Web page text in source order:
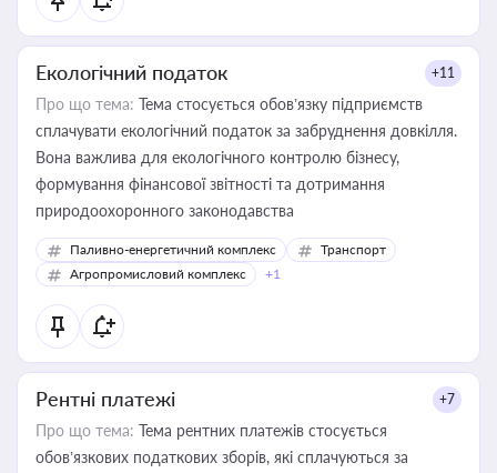
Екологічний податок +11
Про що тема: Тема стосується обов’язку підприємств
сплачувати екологічний податок за забруднення довкілля.
Вона важлива для екологічного контролю бізнесу,
формування фінансової звітності та дотримання
природоохоронного законодавства
Паливно-енергетичний комплекс
Транспорт
Агропромисловий комплекс
+1
Рентні платежі +7
Про що тема: Тема рентних платежів стосується
обов’язкових податкових зборів, які сплачуються за